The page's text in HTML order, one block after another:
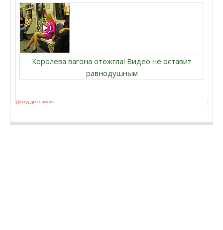
Королева вагона отожгла! Видео не оставит
равнодушным
Доход для сайтов